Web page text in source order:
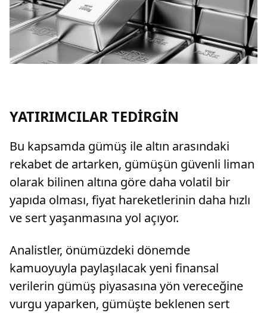
YATIRIMCILAR TEDİRGİN
Bu kapsamda gümüş ile altın arasındaki
rekabet de artarken, gümüşün güvenli liman
olarak bilinen altına göre daha volatil bir
yapıda olması, fiyat hareketlerinin daha hızlı
ve sert yaşanmasına yol açıyor.
Analistler, önümüzdeki dönemde
kamuoyuyla paylaşılacak yeni finansal
verilerin gümüş piyasasına yön vereceğine
vurgu yaparken, gümüşte beklenen sert